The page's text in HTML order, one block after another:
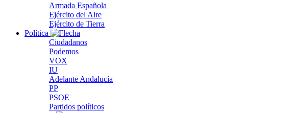
Armada Española
Ejército del Aire
Ejército de Tierra
Política
Ciudadanos
Podemos
VOX
IU
Adelante Andalucía
PP
PSOE
Partidos políticos